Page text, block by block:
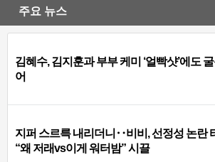
주요 뉴스
김혜수, 김지훈과 부부 케미 ‘얼빡샷’에도
어
지퍼 스르륵 내리더니‥비비, 선정성 논란
“왜 저래vs이게 워터밤” 시끌